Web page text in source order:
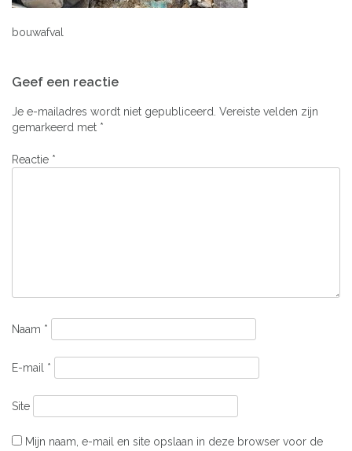
bouwafval
navigatie
Geef een reactie
Je e-mailadres wordt niet gepubliceerd. Vereiste velden zijn
gemarkeerd met *
Reactie *
Naam *
E-mail *
Site
Mijn naam, e-mail en site opslaan in deze browser voor de